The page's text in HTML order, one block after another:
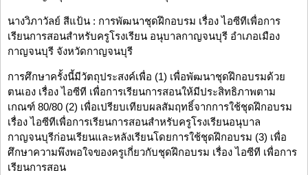
นางวิภาวัลย์ สีแป้น : การพัฒนาชุดฝึกอบรม เรื่อง ไอซีทีเพื่อการ
เรียนการสอนสำหรับครูโรงเรียน อนุบาลกาญจนบุรี อำเภอเมือง
กาญจนบุรี จังหวัดกาญจนบุรี
การศึกษาครั้งนี้มีวัตถุประสงค์เพื่อ (1) เพื่อพัฒนาชุดฝึกอบรมด้วย
ตนเอง เรื่อง ไอซีที เพื่อการเรียนการสอนให้มีประสิทธิภาพตาม
เกณฑ์ 80/80 (2) เพื่อเปรียบเทียบผลสัมฤทธิ์จากการใช้ชุดฝึกอบรม
เรื่อง ไอซีทีเพื่อการเรียนการสอนสำหรับครูโรงเรียนอนุบาล
กาญจนบุรีก่อนเรียนและหลังเรียนโดยการใช้ชุดฝึกอบรม (3) เพื่อ
ศึกษาความพึงพอใจของครูเกี่ยวกับชุดฝึกอบรม เรื่อง ไอซีที เพื่อการ
เรียนการสอน